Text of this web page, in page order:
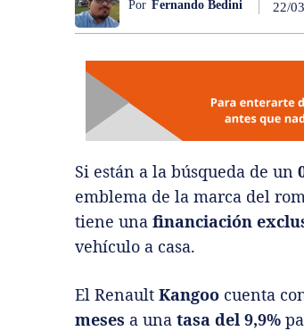
Por Fernando Bedini 22/
Si están a la búsqueda de un
emblema de la marca del
tiene una financiación
vehículo a casa.
El Renault Kangoo cuenta
meses a una tasa del 9,9%